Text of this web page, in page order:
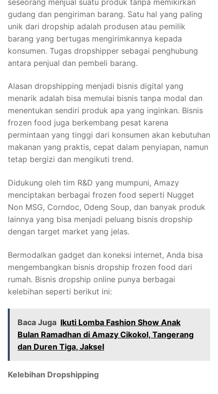
gudang dan pengiriman barang. Satu hal yang paling
unik dari dropship adalah produsen atau pemilik
barang yang bertugas mengirimkannya kepada
konsumen. Tugas dropshipper sebagai penghubung
antara penjual dan pembeli barang.
Alasan dropshipping menjadi bisnis digital yang
menarik adalah bisa memulai bisnis tanpa modal dan
menentukan sendiri produk apa yang inginkan. Bisnis
frozen food juga berkembang pesat karena
permintaan yang tinggi dari konsumen akan kebutuhan
makanan yang praktis, cepat dalam penyiapan, namun
tetap bergizi dan mengikuti trend.
Didukung oleh tim R&D yang mumpuni, Amazy
menciptakan berbagai frozen food seperti Nugget
Non MSG, Corndoc, Odeng Soup, dan banyak produk
lainnya yang bisa menjadi peluang bisnis dropship
dengan target market yang jelas.
Bermodalkan gadget dan koneksi internet, Anda bisa
mengembangkan bisnis dropship frozen food dari
rumah. Bisnis dropship online punya berbagai
kelebihan seperti berikut ini:
Baca Juga Ikuti Lomba Fashion Show Anak
Bulan Ramadhan di Amazy Cikokol, Tangerang
dan Duren Tiga, Jaksel
Kelebihan Dropshipping